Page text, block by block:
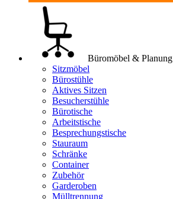
Büromöbel & Planung
Sitzmöbel
Bürostühle
Aktives Sitzen
Besucherstühle
Bürotische
Arbeitstische
Besprechungstische
Stauraum
Schränke
Container
Zubehör
Garderoben
Mülltrennung